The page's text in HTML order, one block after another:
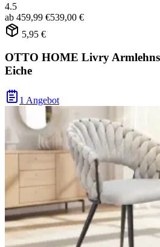
4.5
ab 459,99 €539,00 €
5,95 €
OTTO HOME Livry
Eiche
1 Angebot